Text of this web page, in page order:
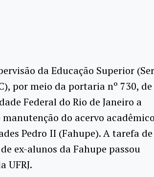
da Educação Superior
por meio da portaria nº 730, de
Federal do Rio de Janeiro a
do acervo
Pedro II (Fahupe). A tarefa de
ex-alunos da Fahupe passou
UFRJ.